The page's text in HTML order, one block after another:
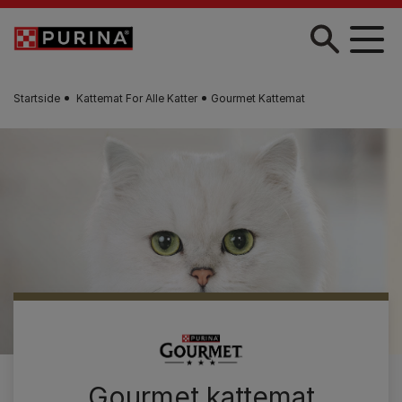
Skip to main content
Startside Kattemat For Alle Katter Gourmet Kattemat